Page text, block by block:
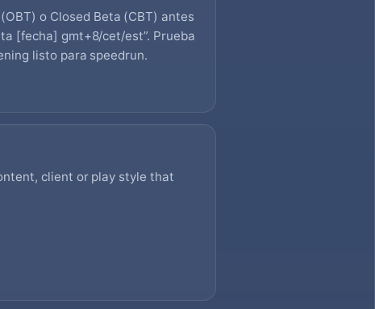
o Closed Beta (CBT) antes
[fecha] gmt+8/cet/est”. Prueba
listo para speedrun.
client or play style that